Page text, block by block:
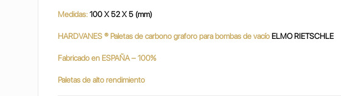
Medidas: 100 X 52 X 5 (mm)
HARDVANES ® Paletas de carbono graforo para bombas de vacío ELMO RIETSCHLE
Fabricado en ESPAÑA – 100%
Paletas de alto rendimiento